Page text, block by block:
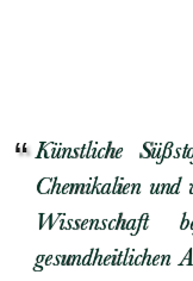
Künstliche
Chemikalien und
Wissenschaft
gesundheitlichen